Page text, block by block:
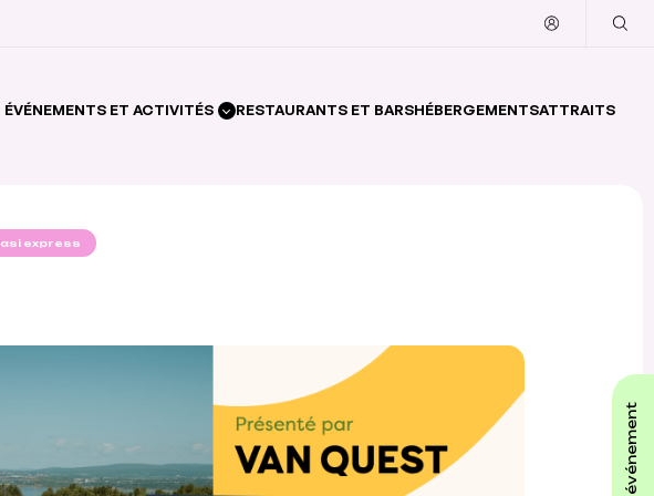
ÉVÉNEMENTS ET ACTIVITÉS RESTAURANTS ET BARSHÉBERGEMENTSATTRAITS
asi express